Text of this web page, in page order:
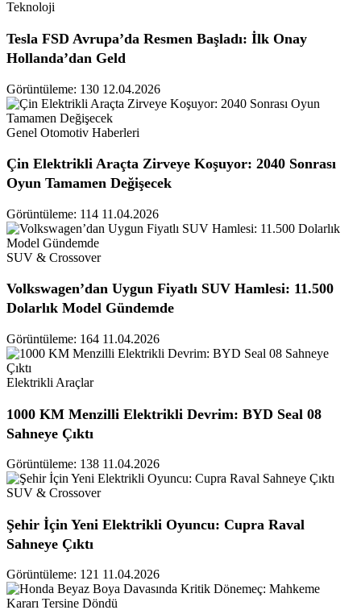
Teknoloji
Tesla FSD Avrupa’da Resmen Başladı: İlk Onay
Hollanda’dan Geld
Görüntüleme: 130 12.04.2026
Genel Otomotiv Haberleri
Çin Elektrikli Araçta Zirveye Koşuyor: 2040 Sonrası
Oyun Tamamen Değişecek
Görüntüleme: 114 11.04.2026
SUV & Crossover
Volkswagen’dan Uygun Fiyatlı SUV Hamlesi: 11.500
Dolarlık Model Gündemde
Görüntüleme: 164 11.04.2026
Elektrikli Araçlar
1000 KM Menzilli Elektrikli Devrim: BYD Seal 08
Sahneye Çıktı
Görüntüleme: 138 11.04.2026
SUV & Crossover
Şehir İçin Yeni Elektrikli Oyuncu: Cupra Raval
Sahneye Çıktı
Görüntüleme: 121 11.04.2026